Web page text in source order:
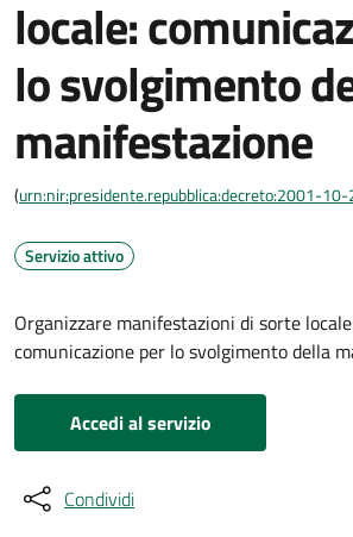
locale:
lo svolgimento
manifestazione
(urn:nir:presidente.repubblica:decreto:2001-
Servizio attivo
Organizzare manifestazioni di sorte
comunicazione per lo svolgimento della
Accedi al servizio
Condividi